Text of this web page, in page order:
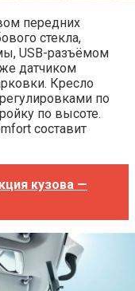
передних
стекла,
USB-разъёмом
датчиком
Кресло
по
по высоте.
составит
кузова —